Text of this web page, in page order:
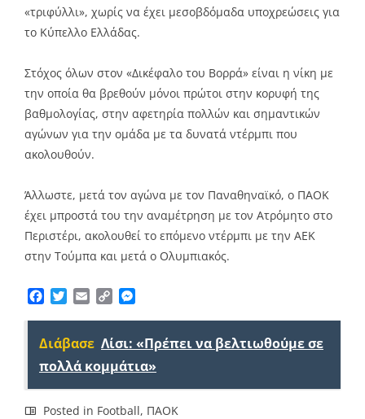
«τριφύλλι», χωρίς να έχει μεσοβδόμαδα υποχρεώσεις για
το Κύπελλο Ελλάδας.
Στόχος όλων στον «Δικέφαλο του Βορρά» είναι η νίκη με
την οποία θα βρεθούν μόνοι πρώτοι στην κορυφή της
βαθμολογίας, στην αφετηρία πολλών και σημαντικών
αγώνων για την ομάδα με τα δυνατά ντέρμπι που
ακολουθούν.
Άλλωστε, μετά τον αγώνα με τον Παναθηναϊκό, ο ΠΑΟΚ
έχει μπροστά του την αναμέτρηση με τον Ατρόμητο στο
Περιστέρι, ακολουθεί το επόμενο ντέρμπι με την ΑΕΚ
στην Τούμπα και μετά ο Ολυμπιακός.
Facebook
TwitterEmailCopy
Διάβασε Λίσι: «Πρέπει να βελτιωθούμε σε
πολλά κομμάτια»
Posted in Football, ΠΑΟΚ